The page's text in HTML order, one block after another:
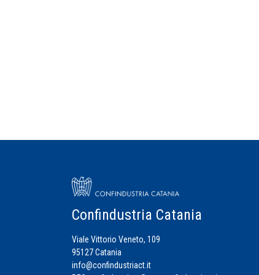
Confindustria Catania
Viale Vittorio Veneto, 109
95127 Catania
info@confindustriact.it